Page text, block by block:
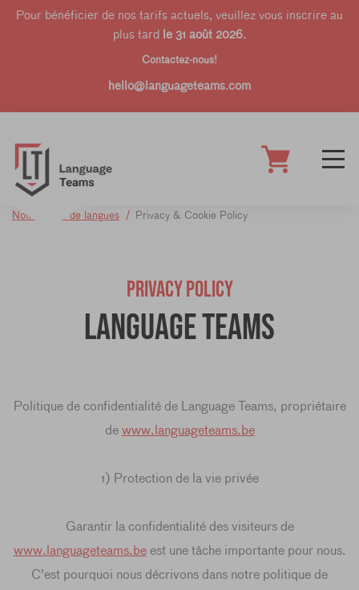
Pour bénéficier de nos tarifs actuels, veuillez vous inscrire au
plus tard le 31 août 2026.
Contactez-nous!
hello@languageteams.com
Notre école de langues Privacy & Cookie Policy
PRIVACY POLICY
Language Teams
Politique de confidentialité de Language Teams, propriétaire
de www.languageteams.be
1) Protection de la vie privée
Garantir la confidentialité des visiteurs de
www.languageteams.beest une tâche importante pour nous.
C'est pourquoi nous décrivons dans notre politique de